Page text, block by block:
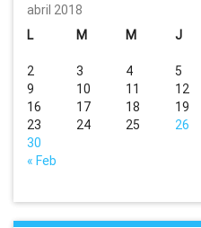
g
a
o
n
abril 2018
L
M M J
« Feb
2
3 4 5
9
10 11 12
16
17 18 19
23
24 25 26
30